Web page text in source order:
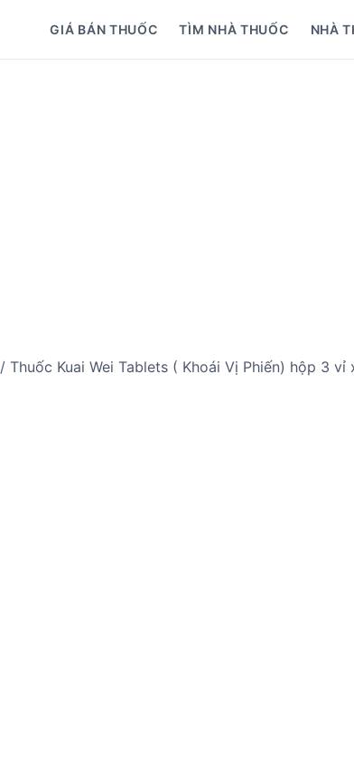
GIÁ BÁN THUỐC TÌM NHÀ THUỐC NHÀ
/ Thuốc Kuai Wei Tablets ( Khoái Vị Phiến) hộp 3 vỉ